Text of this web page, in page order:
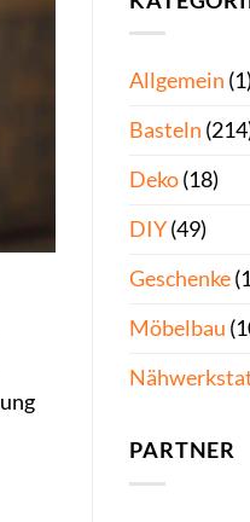
Allgemein (1)
Basteln
Deko(18)
DIY(49)
Geschenke
Möbelbau
PARTNER